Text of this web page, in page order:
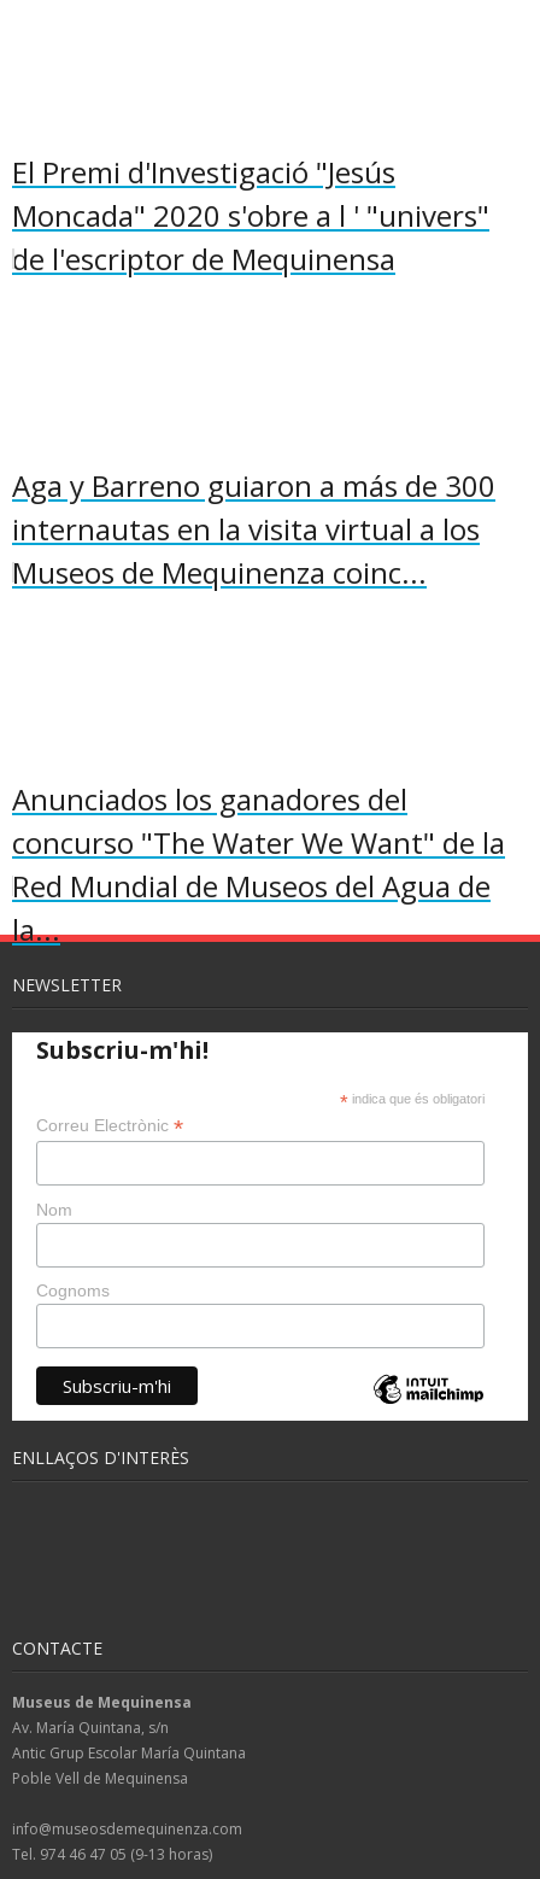
El Premi d'Investigació "Jesús
Moncada" 2020 s'obre a l ' "univers"
de l'escriptor de Mequinensa
Aga y Barreno guiaron a más de 300
internautas en la visita virtual a los
Museos de Mequinenza coinc...
Anunciados los ganadores del
concurso "The Water We Want" de la
Red Mundial de Museos del Agua de
la...
NEWSLETTER
Subscriu-m'hi!
* indica que és obligatori
Correu Electrònic *
Nom
Cognoms
ENLLAÇOS D'INTERÈS
CONTACTE
Museus de Mequinensa
Av. María Quintana, s/n
Antic Grup Escolar María Quintana
Poble Vell de Mequinensa
info@museosdemequinenza.com
Tel. 974 46 47 05 (9-13 horas)